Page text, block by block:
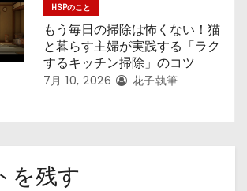
HSPのこと
もう毎日の掃除は怖くない！猫
と暮らす主婦が実践する「ラク
するキッチン掃除」のコツ
7月 10, 2026 花子執筆
を残す